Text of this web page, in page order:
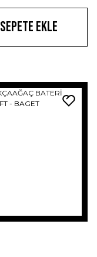
Sepete Ekle